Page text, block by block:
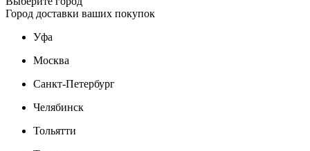
Город доставки ваших покупок
Уфа
Москва
Санкт-Петербург
Челябинск
Тольятти